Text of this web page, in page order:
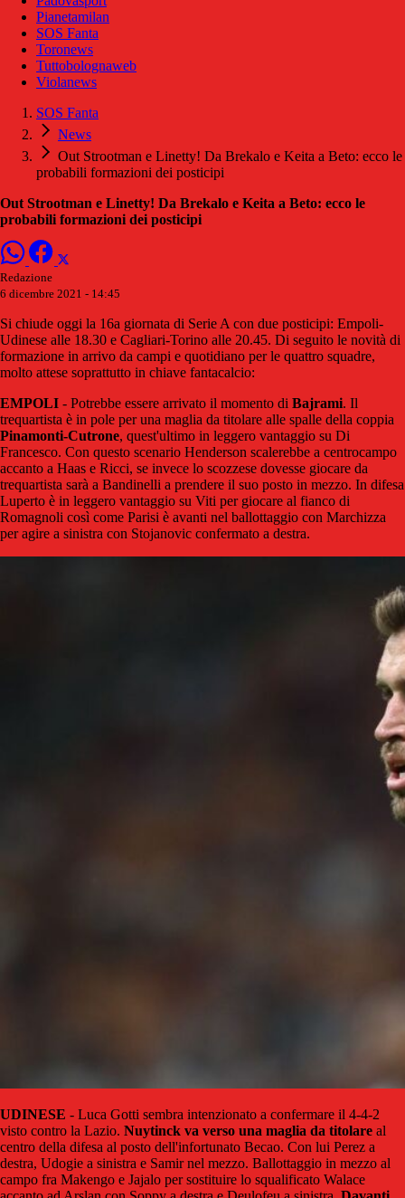
Pianetamilan
SOS Fanta
Toronews
Tuttobolognaweb
Violanews
SOS Fanta
News
Out Strootman e Linetty! Da Brekalo e Keita a Beto: ecco le
probabili formazioni dei posticipi
Out Strootman e Linetty! Da Brekalo e Keita a Beto: ecco le
probabili formazioni dei posticipi
Redazione
6 dicembre 2021 - 14:45
Si chiude oggi la 16a giornata di Serie A con due posticipi: Empoli-
Udinese alle 18.30 e Cagliari-Torino alle 20.45. Di seguito le novità di
formazione in arrivo da campi e quotidiano per le quattro squadre,
molto attese soprattutto in chiave fantacalcio:
EMPOLI - Potrebbe essere arrivato il momento di Bajrami. Il
trequartista è in pole per una maglia da titolare alle spalle della coppia
Pinamonti-Cutrone, quest'ultimo in leggero vantaggio su Di
Francesco. Con questo scenario Henderson scalerebbe a centrocampo
accanto a Haas e Ricci, se invece lo scozzese dovesse giocare da
trequartista sarà a Bandinelli a prendere il suo posto in mezzo. In difesa
Luperto è in leggero vantaggio su Viti per giocare al fianco di
Romagnoli così come Parisi è avanti nel ballottaggio con Marchizza
per agire a sinistra con Stojanovic confermato a destra.
UDINESE - Luca Gotti sembra intenzionato a confermare il 4-4-2
visto contro la Lazio. Nuytinck va verso una maglia da titolare al
centro della difesa al posto dell'infortunato Becao. Con lui Perez a
destra, Udogie a sinistra e Samir nel mezzo. Ballottaggio in mezzo al
campo fra Makengo e Jajalo per sostituire lo squalificato Walace